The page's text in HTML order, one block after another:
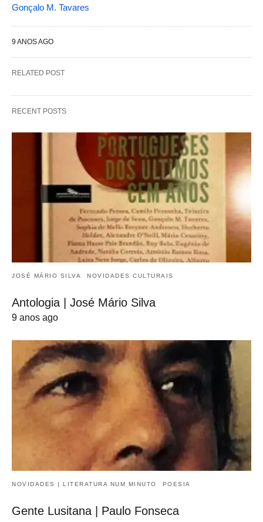
Gonçalo M. Tavares
9 ANOS AGO
RELATED POST
RECENT POSTS
JOSÉ MÁRIO SILVA NOVIDADES CULTURAIS
Antologia | José Mário Silva
9 anos ago
NOVIDADES | LITERATURA NUM MINUTO POESIA
Gente Lusitana | Paulo Fonseca